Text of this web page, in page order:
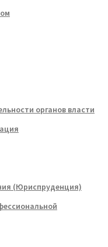
органов власти
(Юриспруденция)